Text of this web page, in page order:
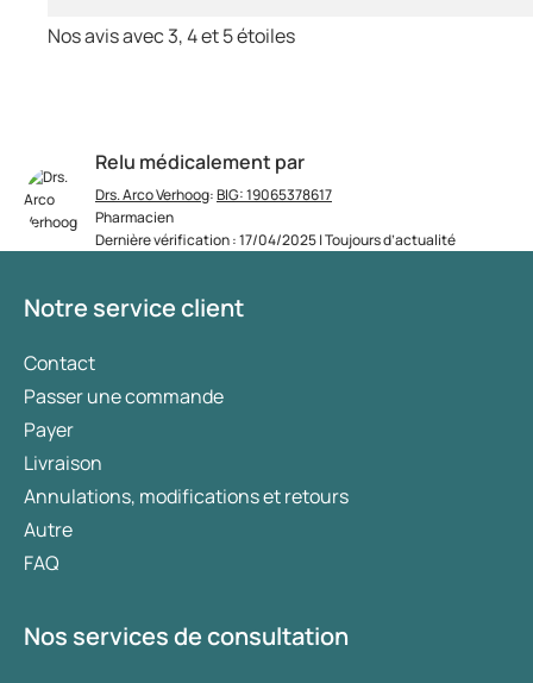
Relu médicalement par
Drs. Arco Verhoog:BIG: 19065378617
Pharmacien
Dernière vérification : 17/04/2025 | Toujours d’actualité
Nos avis avec 3, 4 et 5 étoiles
Notre service client
Contact
Passer une commande
Payer
Livraison
Annulations, modifications et retours
Autre
FAQ
Nos services de consultation